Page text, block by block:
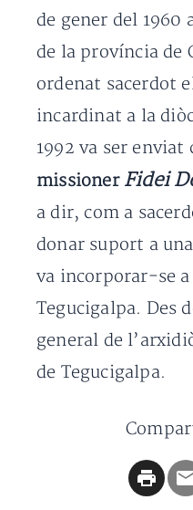
de gener del
de la província de
ordenat sacerdot
incardinat a la
1992 va ser enviat
missioner Fidei
a dir, com a
donar suport a
va incorporar-se a
Tegucigalpa. Des
general de
de Tegucigalpa.